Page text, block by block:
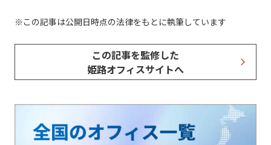
この記事は公開日時点の法律をもとに執筆しています
この記事を監修した
姫路オフィスサイトへ